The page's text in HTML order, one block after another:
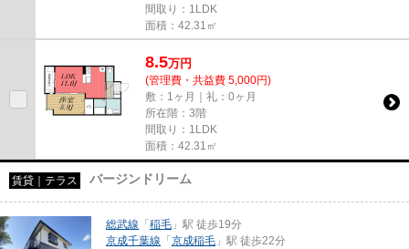
間取り：1LDK
面積：42.31㎡
8.5万円
(管理費・共益費 5,000円)
敷：1ヶ月｜礼：0ヶ月
所在階：3階
間取り：1LDK
面積：42.31㎡
賃貸｜テラス バージンドリーム
総武線 「稲毛 」駅 徒歩19分
京成千葉線 「京成稲毛 」駅 徒歩22分